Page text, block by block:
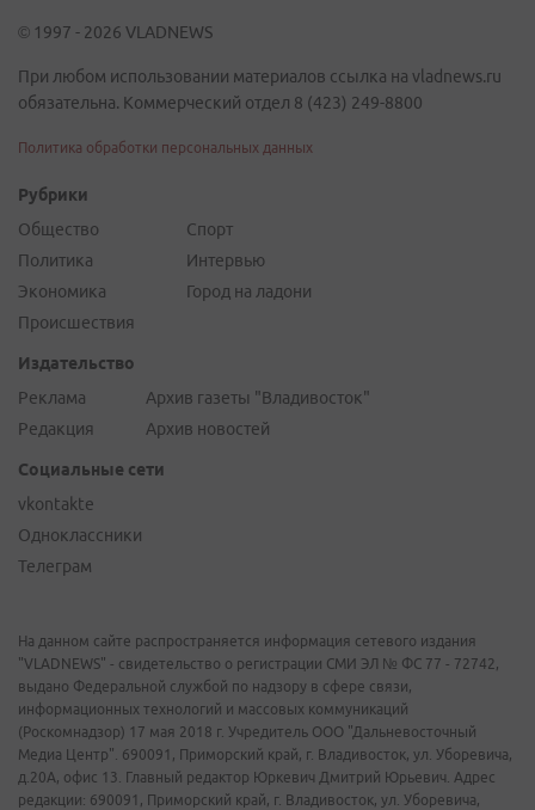
© 1997 - 2026 VLADNEWS
При любом использовании материалов ссылка на vladnews.ru
обязательна. Коммерческий отдел 8 (423) 249-8800
Политика обработки персональных данных
Рубрики
Общество
Политика
Экономика
Происшествия
Спорт
Интервью
Город на ладони
Издательство
Реклама
Редакция
Архив газеты "Владивосток"
Архив новостей
Социальные сети
vkontakte
Одноклассники
Телеграм
На данном сайте распространяется информация сетевого издания
"VLADNEWS" - свидетельство о регистрации СМИ ЭЛ № ФС 77 - 72742,
выдано Федеральной службой по надзору в сфере связи,
информационных технологий и массовых коммуникаций
(Роскомнадзор) 17 мая 2018 г. Учредитель ООО "Дальневосточный
Медиа Центр". 690091, Приморский край, г. Владивосток, ул. Уборевича,
д.20А, офис 13. Главный редактор Юркевич Дмитрий Юрьевич. Адрес
редакции: 690091, Приморский край, г. Владивосток, ул. Уборевича,